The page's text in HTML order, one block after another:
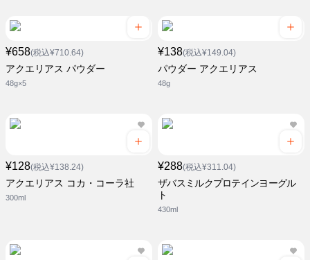
¥658(税込¥710.64)
アクエリアス パウダー
48g×5
¥138(税込¥149.04)
パウダー アクエリアス
48g
¥128(税込¥138.24)
アクエリアス コカ・コーラ社
300ml
¥288(税込¥311.04)
ザバスミルクプロテインヨーグル
ト
430ml